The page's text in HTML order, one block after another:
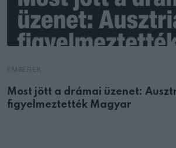
Most jött a drámai üzenet:
figyelmeztették Magyar